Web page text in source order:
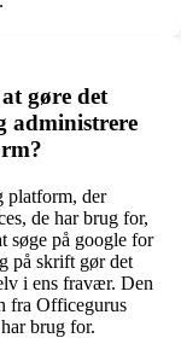
gøre det
administrere
platform, der
de har brug for,
søge på google for
på skrift gør det
i ens fravær. Den
fra Officegurus
brug for.